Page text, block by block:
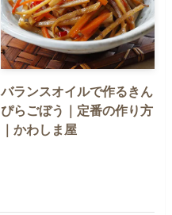
バランスオイルで作るきん
ぴらごぼう｜定番の作り方
｜かわしま屋